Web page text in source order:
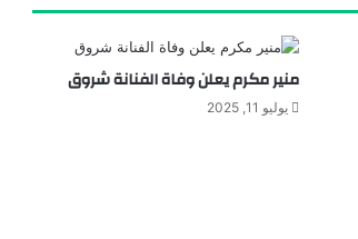
منير مكرم يعلن وفاة الفنانة شروق
يوليو 11, 2025